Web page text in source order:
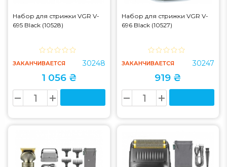
Набор для стрижки VGR V-
695 Black (10528)
ЗАКАНЧИВАЕТСЯ 30248
1 056 ₴
Набор для стрижки VGR V-
696 Black (10527)
ЗАКАНЧИВАЕТСЯ 30247
919 ₴